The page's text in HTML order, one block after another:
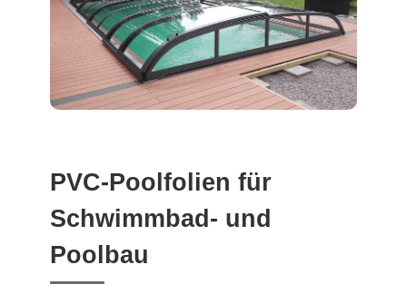
PVC-Poolfolien für
Schwimmbad- und
Poolbau